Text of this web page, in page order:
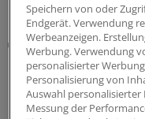
Kolumne aus Berlin
Medizin ohne Arzt:
Das
nicht gut an. Die
Speichern von oder
Endgerät. Verwendung
Werbeanzeigen.
Werbung. Verwendung
personalisierter
Personalisierung von
Auswahl
Messung der